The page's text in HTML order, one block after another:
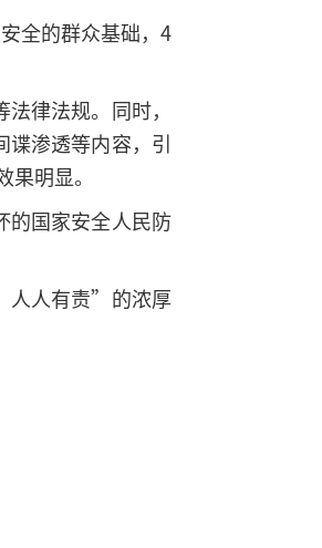
全的群众基础，4
律法规。同时，
谍渗透等内容，引
明显。
的国家安全人民防
人人有责”的浓厚